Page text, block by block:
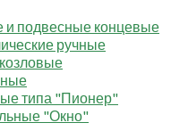
и подвесные концевые
ручные
типа "Пионер"
"Окно"